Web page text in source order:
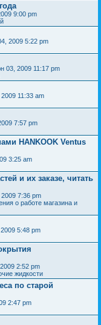
9:00 pm
2009 5:22 pm
03, 2009 11:17 pm
11:33 am
7:57 pm
HANKOOK Ventus
3:25 am
и их заказе, читать
7:36 pm
о работе магазина и
5:48 pm
2:52 pm
жидкости
по старой
2:47 pm